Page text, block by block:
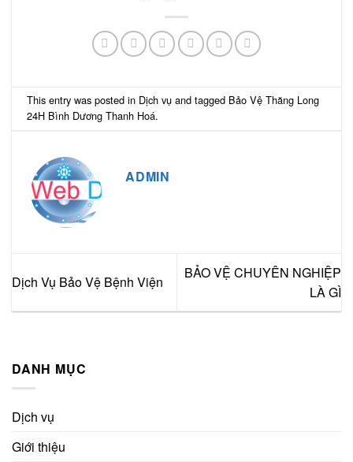
This entry was posted in Dịch vụ and tagged Bảo Vệ Thăng Long
24H Bình Dương Thanh Hoá.
ADMIN
Dịch Vụ Bảo Vệ Bệnh Viện
BẢO VỆ CHUYÊN NGHIỆP
LÀ GÌ
DANH MỤC
Dịch vụ
Giới thiệu